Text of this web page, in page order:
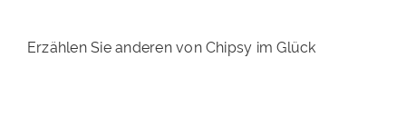
Erzählen Sie anderen von Chipsy im Glück